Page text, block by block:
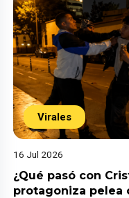
Virales
16 Jul 2026
¿Qué pasó con
protagoniza pelea